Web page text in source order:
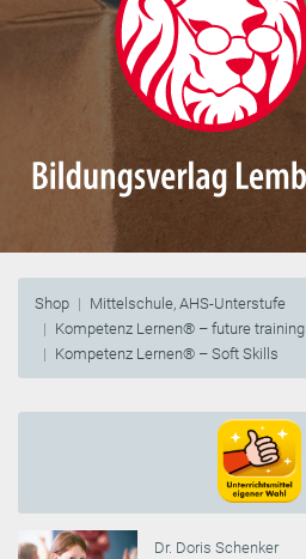
Shop
Mittelschule, AHS-Unterstufe
Kompetenz Lernen® – future training
Kompetenz Lernen® – Soft Skills
Dr. Doris Schenker